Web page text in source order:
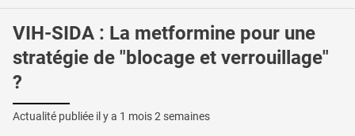
VIH-SIDA : La metformine pour une
stratégie de "blocage et verrouillage"
?
Actualité publiée il y a 1 mois 2 semaines